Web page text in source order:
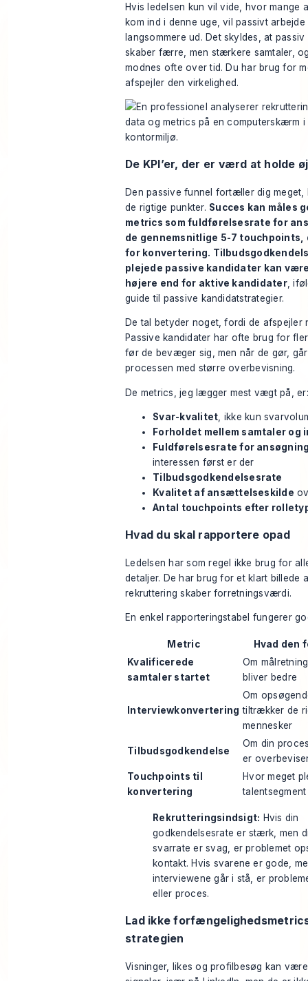
Hvis ledelsen kun vil vide, hvor mange
kom ind i denne uge, vil passivt arbejde
langsommere ud. Det skyldes, at
skaber færre, men stærkere samtaler,
modnes ofte over tid. Du har brug for
afspejler den virkelighed.
De KPI’er, der er værd at holde
Den passive funnel fortæller dig
de rigtige punkter. Succes kan måles
metrics som fuldførelsesrate for
de gennemsnitlige 5-7
for konvertering.
plejede passive kandidater kan
højere end for aktive kandidater,
guide til passive kandidatstrategier.
De tal betyder noget, fordi de afspejler
Passive kandidater har ofte brug for
før de bevæger sig, men når de gør,
processen med større overbevisning.
De metrics, jeg lægger mest vægt på, er:
Svar-kvalitet, ikke kun
Forholdet mellem samtaler og
Fuldførelsesrate for
interessen først er der
Tilbudsgodkendelsesrate
Kvalitet af ansættelseskilde
Antal touchpoints efter
Hvad du skal rapportere opad
Ledelsen har som regel ikke brug for
detaljer. De har brug for et klart billede
rekruttering skaber forretningsværdi.
En enkel rapporteringstabel fungerer
Metric
Hvad den
Kvalificerede
samtaler startet
Om
bliver bedre
Interviewkonvertering
Om
tiltrækker de
mennesker
Tilbudsgodkendelse
Om din
er
Touchpoints til
konvertering
Hvor meget
Rekrutteringsindsigt: Hvis din
godkendelsesrate er stærk, men
svarrate er svag, er problemet
kontakt. Hvis svarene er gode,
interviewene går i stå, er
eller proces.
Lad ikke
strategien
Visninger, likes og profilbesøg kan